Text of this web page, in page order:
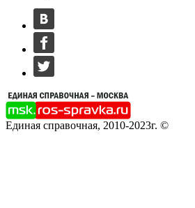
Единая справочная, 2010-2023г. ©